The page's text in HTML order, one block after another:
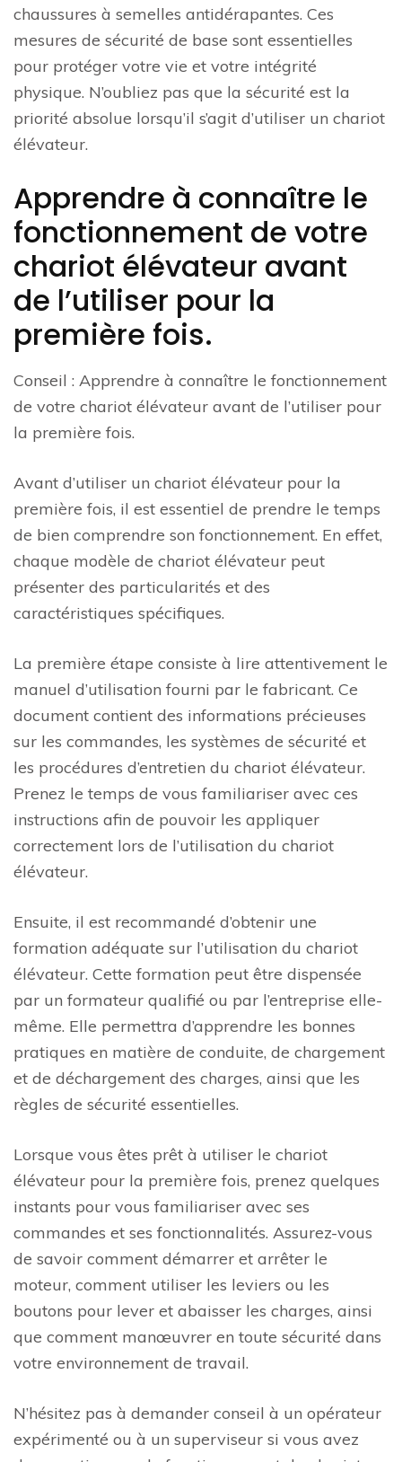
chaussures à semelles antidérapantes. Ces
mesures de sécurité de base sont essentielles
pour protéger votre vie et votre intégrité
physique. N’oubliez pas que la sécurité est la
priorité absolue lorsqu’il s’agit d’utiliser un chariot
élévateur.
Apprendre à connaître le
fonctionnement de votre
chariot élévateur avant
de l’utiliser pour la
première fois.
Conseil : Apprendre à connaître le fonctionnement
de votre chariot élévateur avant de l’utiliser pour
la première fois.
Avant d’utiliser un chariot élévateur pour la
première fois, il est essentiel de prendre le temps
de bien comprendre son fonctionnement. En effet,
chaque modèle de chariot élévateur peut
présenter des particularités et des
caractéristiques spécifiques.
La première étape consiste à lire attentivement le
manuel d’utilisation fourni par le fabricant. Ce
document contient des informations précieuses
sur les commandes, les systèmes de sécurité et
les procédures d’entretien du chariot élévateur.
Prenez le temps de vous familiariser avec ces
instructions afin de pouvoir les appliquer
correctement lors de l’utilisation du chariot
élévateur.
Ensuite, il est recommandé d’obtenir une
formation adéquate sur l’utilisation du chariot
élévateur. Cette formation peut être dispensée
par un formateur qualifié ou par l’entreprise elle-
même. Elle permettra d’apprendre les bonnes
pratiques en matière de conduite, de chargement
et de déchargement des charges, ainsi que les
règles de sécurité essentielles.
Lorsque vous êtes prêt à utiliser le chariot
élévateur pour la première fois, prenez quelques
instants pour vous familiariser avec ses
commandes et ses fonctionnalités. Assurez-vous
de savoir comment démarrer et arrêter le
moteur, comment utiliser les leviers ou les
boutons pour lever et abaisser les charges, ainsi
que comment manœuvrer en toute sécurité dans
votre environnement de travail.
N’hésitez pas à demander conseil à un opérateur
expérimenté ou à un superviseur si vous avez